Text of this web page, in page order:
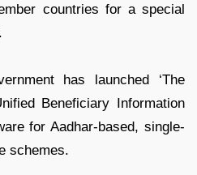
countries for a special
has launched ‘The
Beneficiary Information
for Aadhar-based, single-
schemes.